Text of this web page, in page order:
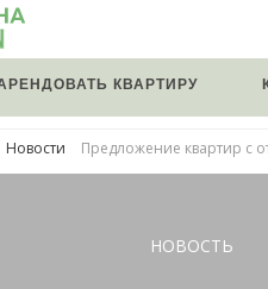
КВАРТИРУ
Новости Предложение квартир с
НОВОСТЬ